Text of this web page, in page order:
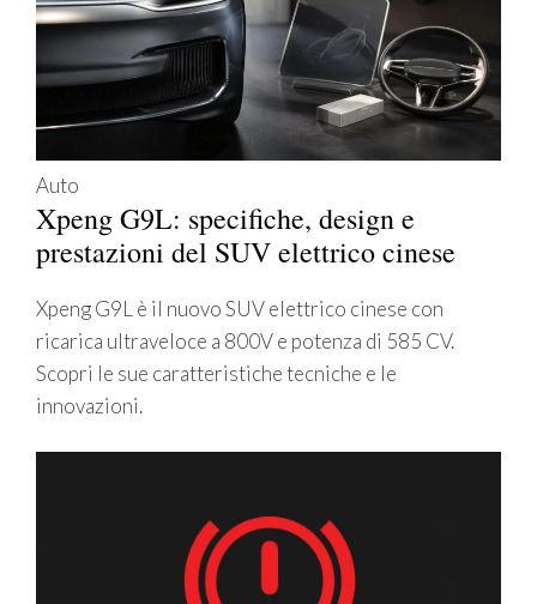
Auto
Xpeng G9L: specifiche, design e
prestazioni del SUV elettrico cinese
Xpeng G9L è il nuovo SUV elettrico cinese con
ricarica ultraveloce a 800V e potenza di 585 CV.
Scopri le sue caratteristiche tecniche e le
innovazioni.